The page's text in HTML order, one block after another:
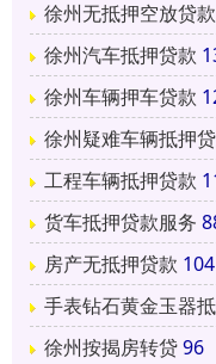
徐州无抵押空放贷款
徐州汽车抵押贷款
徐州车辆押车贷款
徐州疑难车辆抵押
工程车辆抵押贷款
货车抵押贷款服务
房产无抵押贷款 104
手表钻石黄金玉器
徐州按揭房转贷96